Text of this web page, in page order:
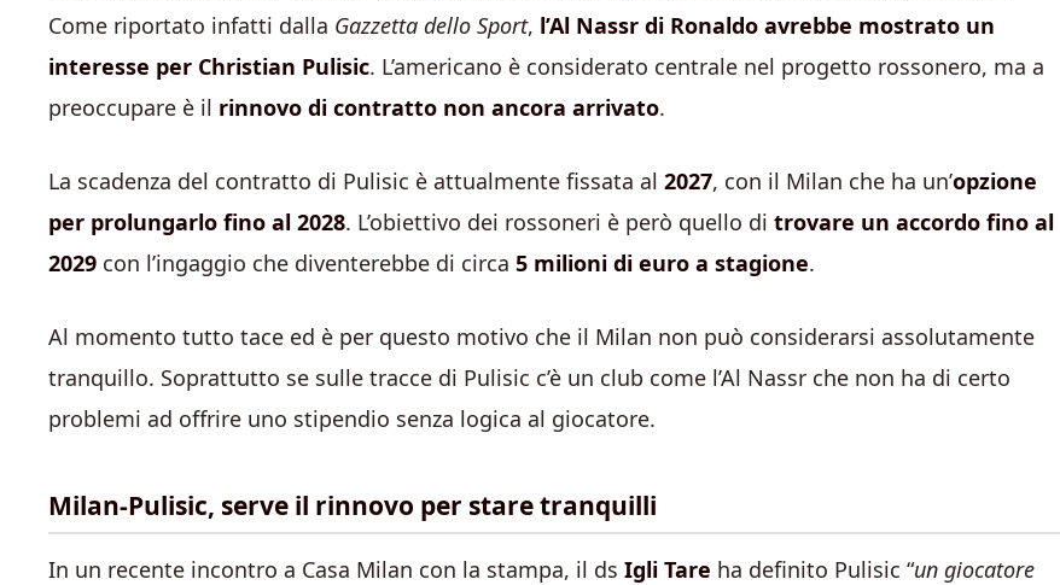
Come riportato infatti dalla Gazzetta dello Sport, l’Al Nassr di Ronaldo avrebbe mostrato un
interesse per Christian Pulisic. L’americano è considerato centrale nel progetto rossonero, ma a
preoccupare è il rinnovo di contratto non ancora arrivato.
La scadenza del contratto di Pulisic è attualmente fissata al 2027, con il Milan che ha un’opzione
per prolungarlo fino al 2028. L’obiettivo dei rossoneri è però quello di trovare un accordo fino al
2029 con l’ingaggio che diventerebbe di circa 5 milioni di euro a stagione.
Al momento tutto tace ed è per questo motivo che il Milan non può considerarsi assolutamente
tranquillo. Soprattutto se sulle tracce di Pulisic c’è un club come l’Al Nassr che non ha di certo
problemi ad offrire uno stipendio senza logica al giocatore.
Milan-Pulisic, serve il rinnovo per stare tranquilli
In un recente incontro a Casa Milan con la stampa, il ds Igli Tare ha definito Pulisic “un giocatore